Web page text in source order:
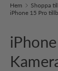
Hem Shoppa
iPhone 15 Pro